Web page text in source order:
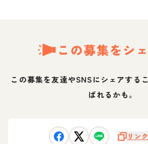
この募集をシ
この募集を友達やSNSにシェアする
ばれるかも。
リン